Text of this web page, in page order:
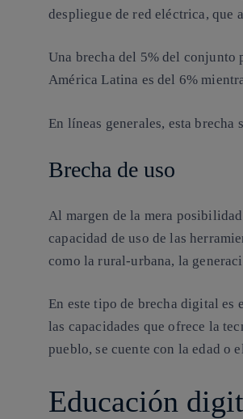
despliegue de red eléctrica, que
Una brecha del 5% del conjunto
América Latina es del 6%
En líneas generales, esta brecha
Brecha de uso
Al margen de la mera
capacidad de uso de las
como la rural-urbana, la
En este tipo de brecha digital
las capacidades que ofrece la
pueblo, se cuente con la edad o
Educación